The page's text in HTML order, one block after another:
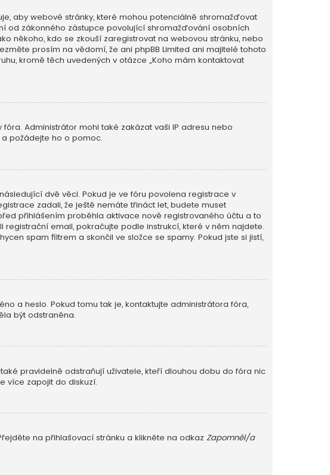
aby webové stránky, které mohou potenciálně shromažďovat
od zákonného zástupce povolující shromažďování osobních
někoho, kdo se zkouší zaregistrovat na webovou stránku, nebo
prosím na vědomí, že ani phpBB Limited ani majitelé tohoto
kromě těch uvedených v otázce „Koho mám kontaktovat
Administrátor mohl také zakázat vaši IP adresu nebo
požádejte ho o pomoc.
dvě věci. Pokud je ve fóru povolena registrace v
zadali, že ještě nemáte třináct let, budete muset
přihlášením proběhla aktivace nově registrovaného účtu a to
email, pokračujte podle instrukcí, které v něm najdete.
spam filtrem a skončil ve složce se spamy. Pokud jste si jistí,
a heslo. Pokud tomu tak je, kontaktujte administrátora fóra,
být odstraněna.
pravidelně odstraňují uživatele, kteří dlouhou dobu do fóra nic
více zapojit do diskuzí.
na přihlašovací stránku a klikněte na odkaz Zapomněl/a